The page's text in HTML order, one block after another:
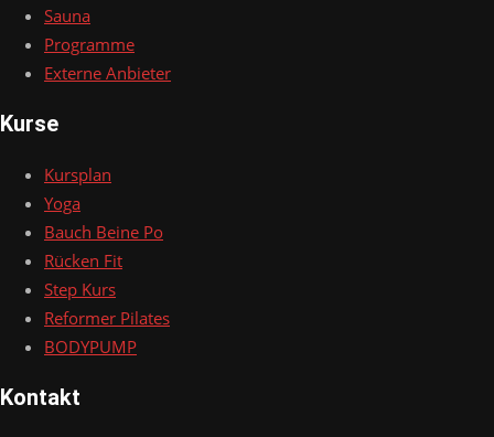
Sauna
Programme
Externe Anbieter
Kurse
Kursplan
Yoga
Bauch Beine Po
Rücken Fit
Step Kurs
Reformer Pilates
BODYPUMP
Kontakt